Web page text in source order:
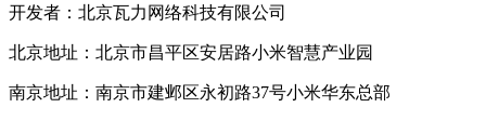
开发者：北京瓦力网络科技有限公司
北京地址：北京市昌平区安居路小米智慧产业园
南京地址：南京市建邺区永初路37号小米华东总部